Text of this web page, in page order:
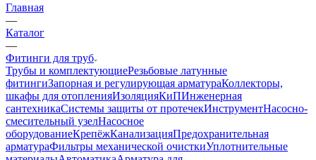
Главная
—
Каталог
—
Фитинги для труб
Трубы и комплектующиеРезьбовые латунные
фитингиЗапорная и регулирующая арматураКоллекторы,
шкафы для отопленияИзоляцияКиПИнженерная
сантехникаСистемы защиты от протечекИнструментНасосно-
смесительный узелНасосное
оборудованиеКрепёжКанализацияПредохранительная
арматураФильтры механической очисткиУплотнительные